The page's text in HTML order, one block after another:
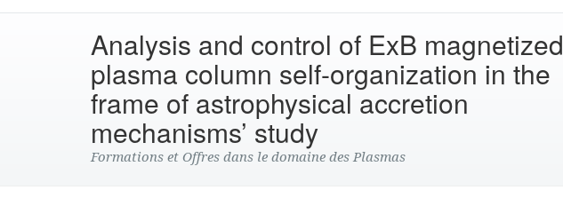
Analysis and control of ExB magnetized
plasma column self-organization in the
frame of astrophysical accretion
mechanisms’ study
Formations et Offres dans le domaine des Plasmas